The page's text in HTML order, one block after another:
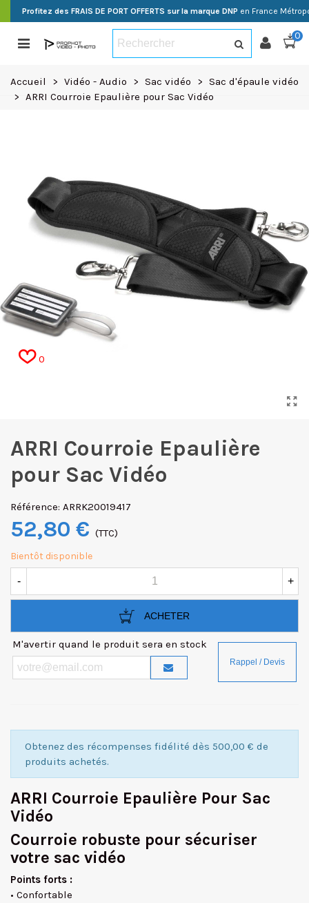
Profitez des FRAIS DE PORT OFFERTS sur la marque DNP en France
0
Accueil > Vidéo - Audio > Sac vidéo > Sac d'épaule vidéo
> ARRI Courroie Epaulière pour Sac Vidéo
0
ARRI Courroie Epaulière
pour Sac Vidéo
Référence: ARRK20019417
52,80 € (TTC)
Bientôt disponible
- +
ACHETER
M'avertir quand le produit sera en stock
Obtenez des récompenses fidélité dès 500,00 € de
produits achetés.
ARRI Courroie Epaulière Pour Sac
Vidéo
Courroie robuste pour sécuriser
votre sac vidéo
Points forts :
• Confortable